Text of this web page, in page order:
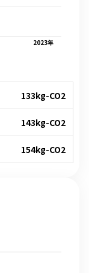
2023年
133kg-CO2
143kg-CO2
154kg-CO2